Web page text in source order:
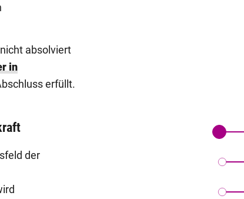
absolviert
in
erfüllt.
der